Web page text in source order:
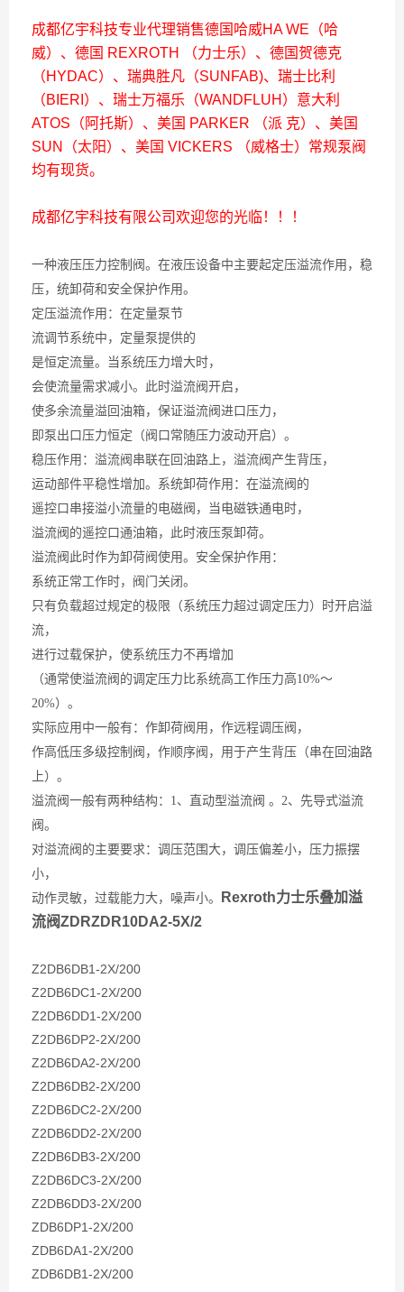
成都亿宇科技专业代理销售德国哈威HA WE（哈
威）、德国 REXROTH （力士乐）、德国贺德克
（HYDAC）、瑞典胜凡（SUNFAB)、瑞士比利
（BIERI）、瑞士万福乐（WANDFLUH）意大利
ATOS（阿托斯）、美国 PARKER （派 克）、美国
SUN（太阳）、美国 VICKERS （威格士）常规泵阀
均有现货。
成都亿宇科技有限公司欢迎您的光临！！！
一种液压压力控制阀。在液压设备中主要起定压溢流作用，稳
压，统卸荷和安全保护作用。
定压溢流作用：在定量泵节
流调节系统中，定量泵提供的
是恒定流量。当系统压力增大时，
会使流量需求减小。此时溢流阀开启，
使多余流量溢回油箱，保证溢流阀进口压力，
即泵出口压力恒定（阀口常随压力波动开启）。
稳压作用：溢流阀串联在回油路上，溢流阀产生背压，
运动部件平稳性增加。系统卸荷作用：在溢流阀的
遥控口串接溢小流量的电磁阀，当电磁铁通电时，
溢流阀的遥控口通油箱，此时液压泵卸荷。
溢流阀此时作为卸荷阀使用。安全保护作用：
系统正常工作时，阀门关闭。
只有负载超过规定的极限（系统压力超过调定压力）时开启溢
流，
进行过载保护，使系统压力不再增加
（通常使溢流阀的调定压力比系统高工作压力高10%～
20%）。
实际应用中一般有：作卸荷阀用，作远程调压阀，
作高低压多级控制阀，作顺序阀，用于产生背压（串在回油路
上）。
溢流阀一般有两种结构：1、直动型溢流阀 。2、先导式溢流
阀。
对溢流阀的主要要求：调压范围大，调压偏差小，压力振摆
小，
动作灵敏，过载能力大，噪声小。
Rexroth力士乐叠加溢
流阀ZDRZDR10DA2-5X/2
Z2DB6DB1-2X/200
Z2DB6DC1-2X/200
Z2DB6DD1-2X/200
Z2DB6DP2-2X/200
Z2DB6DA2-2X/200
Z2DB6DB2-2X/200
Z2DB6DC2-2X/200
Z2DB6DD2-2X/200
Z2DB6DB3-2X/200
Z2DB6DC3-2X/200
Z2DB6DD3-2X/200
ZDB6DP1-2X/200
ZDB6DA1-2X/200
ZDB6DB1-2X/200